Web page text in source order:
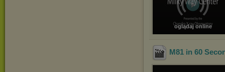
oglądaj online
M81 in 60